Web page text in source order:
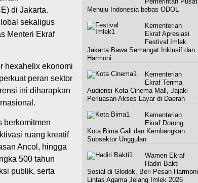
di Jakarta.
sekaligus
Menteri Ekraf
hexahelix ekonomi
peran sektor
ini diharapkan
berkomitmen
ruang kreatif
Ancol, hingga
500 tahun
publik, serta
Menuju Indonesia bebas ODOL
Kementerian
Ekraf Apresiasi
Festival Imlek
Jakarta Bawa Semangat Inklusif dan
Harmoni
Kementerian
Ekraf Terima
Audiensi Kota Cinema Mall, Jajaki
Perluasan Akses Layar di Daerah
Kementerian
Ekraf Dorong
Kota Bima Gali dan Kembangkan
Subsektor Unggulan
Wamen Ekraf
Hadiri Bakti
Sosial di Glodok, Beri Pesan Harmoni
Lintas Agama Jelang Imlek 2026